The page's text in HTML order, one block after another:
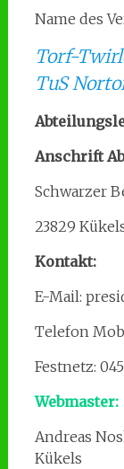
c
n
a
m
Name des
Torf-
TuS
Anschrift
Schwarzer
23829
Kontakt:
E-Mail:
Telefon
Festnetz:
Webmaster:
Andreas
Kükels